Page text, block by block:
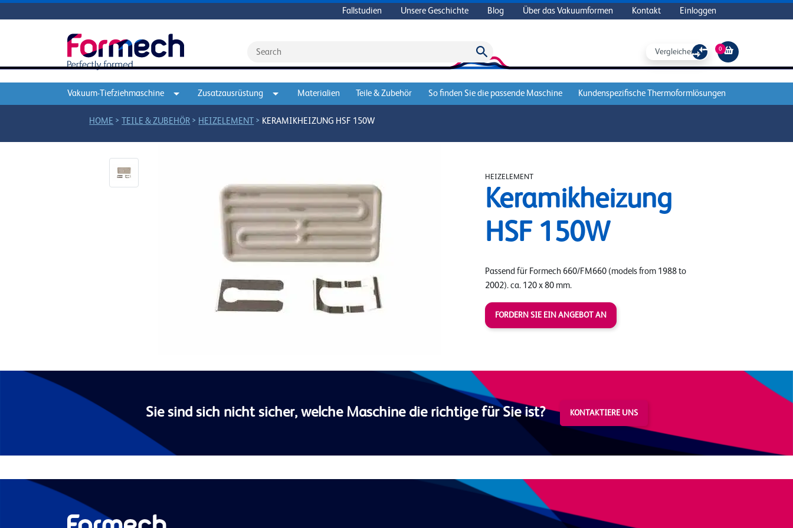
Fallstudien Unsere Geschichte Blog Über das Vakuumformen Kontakt Einloggen
Vergleichen Sie 0
Vakuum-Tiefziehmaschine Zusatzausrüstung Materialien Teile & Zubehör So finden Sie die passende Maschine Kundenspezifische Thermoformlösungen
HOME >TEILE & ZUBEHÖR > HEIZELEMENT > KERAMIKHEIZUNG HSF 150W
HEIZELEMENT
Keramikheizung
HSF 150W
Passend für Formech 660/FM660 (models from 1988 to
2002). ca. 120 x 80 mm.
FORDERN SIE EIN ANGEBOT AN
Sie sind sich nicht sicher, welche Maschine die richtige für Sie ist? KONTAKTIERE UNS